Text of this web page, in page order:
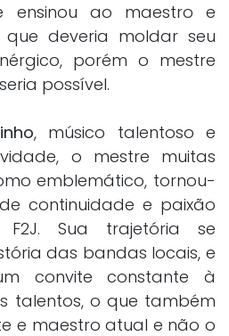
ensinou ao maestro e
que deveria moldar seu
porém o mestre
possível.
, músico talentoso e
o mestre muitas
emblemático, tornou-
continuidade e paixão
Sua trajetória se
das bandas locais, e
convite constante à
talentos, o que também
e maestro atual e não o